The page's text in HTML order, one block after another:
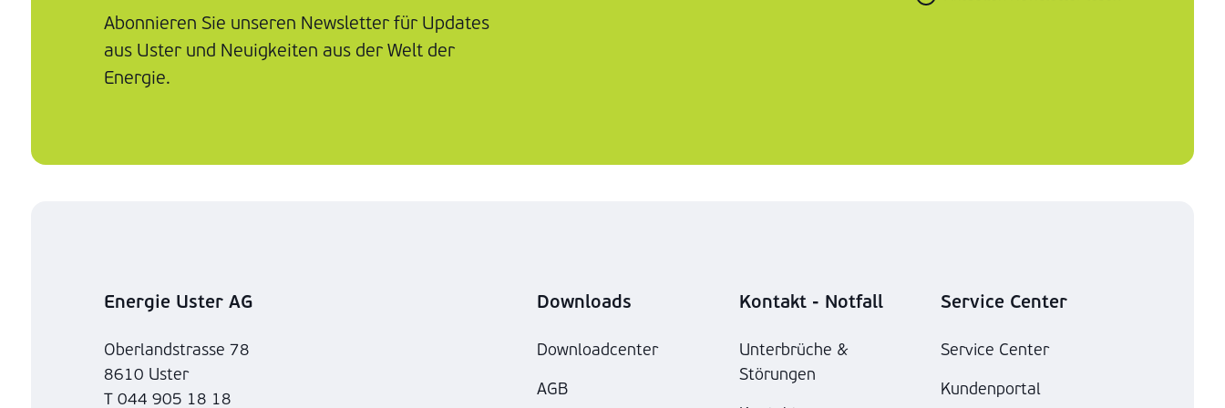
Abonnieren Sie unseren Newsletter für Updates
aus Uster und Neuigkeiten aus der Welt der
Energie.
Energie Uster AG
Oberlandstrasse 78
8610 Uster
T 044 905 18 18
Downloads
Downloadcenter
AGB
Kontakt - Notfall
Unterbrüche &
Störungen
Service Center
Service Center
Kundenportal